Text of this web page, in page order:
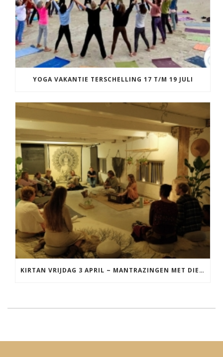
YOGA VAKANTIE TERSCHELLING 17 T/M 19 JULI
KIRTAN VRIJDAG 3 APRIL ~ MANTRAZINGEN MET DIEDERICK IN LEEUWARDEN